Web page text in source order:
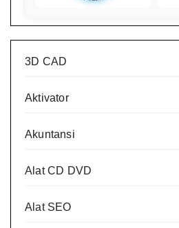
3D CAD
Aktivator
Akuntansi
Alat CD DVD
Alat SEO